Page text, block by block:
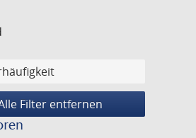
Filter entfernen